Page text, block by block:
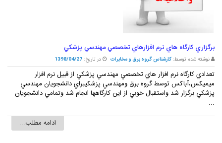
برگزاري کارگاه هاي نرم افزارهاي تخصصي مهندسي پزشکي
نوشته شده توسط: کارشناس گروه برق و مخابرات در تاریخ: 1398/04/27
تعدادي کارگاه نرم افزار هاي تخصصي مهندسي پزشکي از قبيل نرم افزار
ميميکس،آباکس توسط گروه برق ومهندسي پزشکيبراي دانشجويان مهندسي
پزشکي برگزار شد واستقبال خوبي از اين کارگاهها انجام شد وتمامي دانشجويان
...
ادامه مطلب...